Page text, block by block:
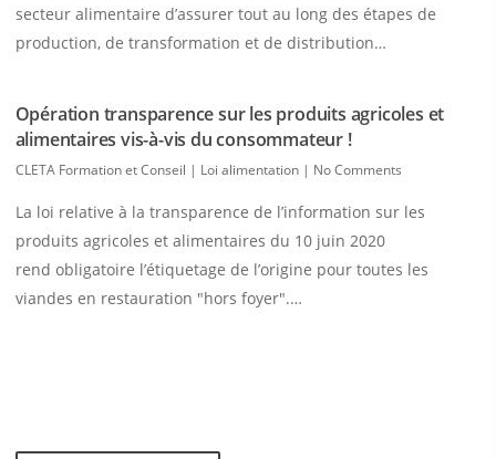
secteur alimentaire d’assurer tout au long des étapes de
production, de transformation et de distribution…
Opération transparence sur les produits agricoles et
alimentaires vis-à-vis du consommateur !
CLETA Formation et Conseil | Loi alimentation | No Comments
La loi relative à la transparence de l’information sur les
produits agricoles et alimentaires du 10 juin 2020
rend obligatoire l’étiquetage de l’origine pour toutes les
viandes en restauration "hors foyer".…